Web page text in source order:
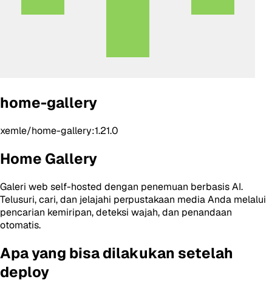
home-gallery
xemle/home-gallery:1.21.0
Home Gallery
Galeri web self-hosted dengan penemuan berbasis AI.
Telusuri, cari, dan jelajahi perpustakaan media Anda melalui
pencarian kemiripan, deteksi wajah, dan penandaan
otomatis.
Apa yang bisa dilakukan setelah
deploy